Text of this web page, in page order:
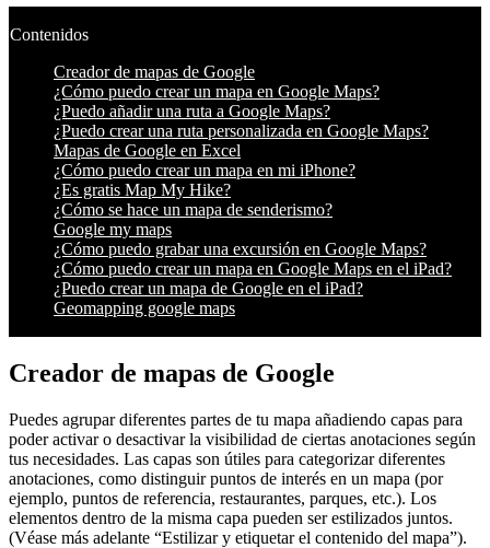
Contenidos
Creador de mapas de Google
¿Cómo puedo crear un mapa en Google Maps?
¿Puedo añadir una ruta a Google Maps?
¿Puedo crear una ruta personalizada en Google Maps?
Mapas de Google en Excel
¿Cómo puedo crear un mapa en mi iPhone?
¿Es gratis Map My Hike?
¿Cómo se hace un mapa de senderismo?
Google my maps
¿Cómo puedo grabar una excursión en Google Maps?
¿Cómo puedo crear un mapa en Google Maps en el iPad?
¿Puedo crear un mapa de Google en el iPad?
Geomapping google maps
Creador de mapas de Google
Puedes agrupar diferentes partes de tu mapa añadiendo capas para
poder activar o desactivar la visibilidad de ciertas anotaciones según
tus necesidades. Las capas son útiles para categorizar diferentes
anotaciones, como distinguir puntos de interés en un mapa (por
ejemplo, puntos de referencia, restaurantes, parques, etc.). Los
elementos dentro de la misma capa pueden ser estilizados juntos.
(Véase más adelante “Estilizar y etiquetar el contenido del mapa”).